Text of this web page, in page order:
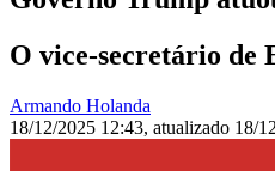
O vice-secretário de
Armando Holanda
18/12/2025 12:43, atualizado 18/